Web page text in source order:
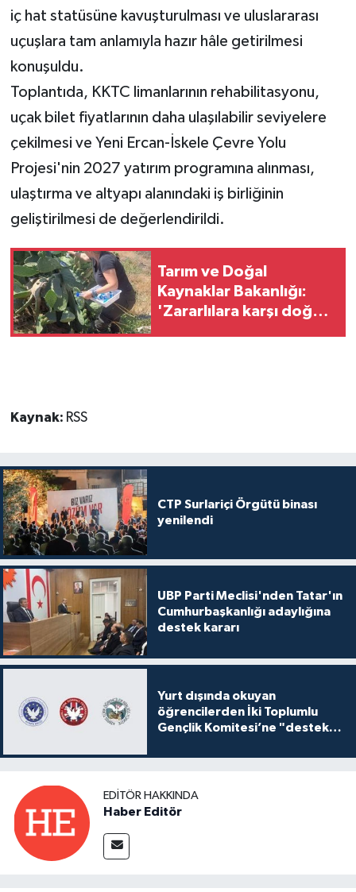
iç hat statüsüne kavuşturulması ve uluslararası
uçuşlara tam anlamıyla hazır hâle getirilmesi
konuşuldu.
Toplantıda, KKTC limanlarının rehabilitasyonu,
uçak bilet fiyatlarının daha ulaşılabilir seviyelere
çekilmesi ve Yeni Ercan-İskele Çevre Yolu
Projesi'nin 2027 yatırım programına alınması,
ulaştırma ve altyapı alanındaki iş birliğinin
geliştirilmesi de değerlendirildi.
Tarım ve Doğal
Kaynaklar Bakanlığı:
'Zararlılara karşı doğal
Kaynak: RSS
CTP Surlariçi Örgütü binası
yenilendi
UBP Parti Meclisi'nden Tatar'ın
Cumhurbaşkanlığı adaylığına
destek kararı
Yurt dışında okuyan
öğrencilerden İki Toplumlu
Gençlik Komitesi’ne "destek
EDITÖR HAKKINDA
Haber Editör